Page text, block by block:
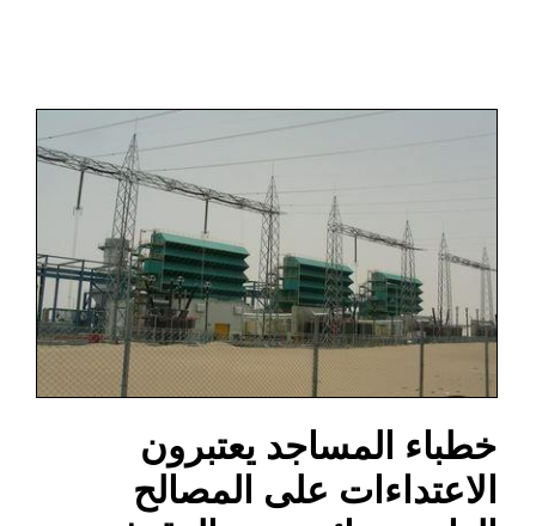
خطباء المساجد يعتبرون
الاعتداءات على المصالح